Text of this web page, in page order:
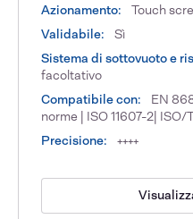
Azionamento:
Touch
Validabile:
Sì
Sistema di sottovuoto e
facoltativo
Compatibile con:
EN
norme | ISO 11607-2| ISO/
Precisione:
++++